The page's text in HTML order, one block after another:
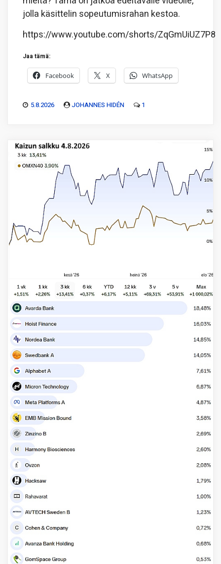
jolla käsittelin sopeutumisrahan kestoa.
https://www.youtube.com/shorts/ZqGmUiUZ7P8
Jaa tämä:
Facebook X WhatsApp
5.8.2026 JOHANNES HIDÉN 1